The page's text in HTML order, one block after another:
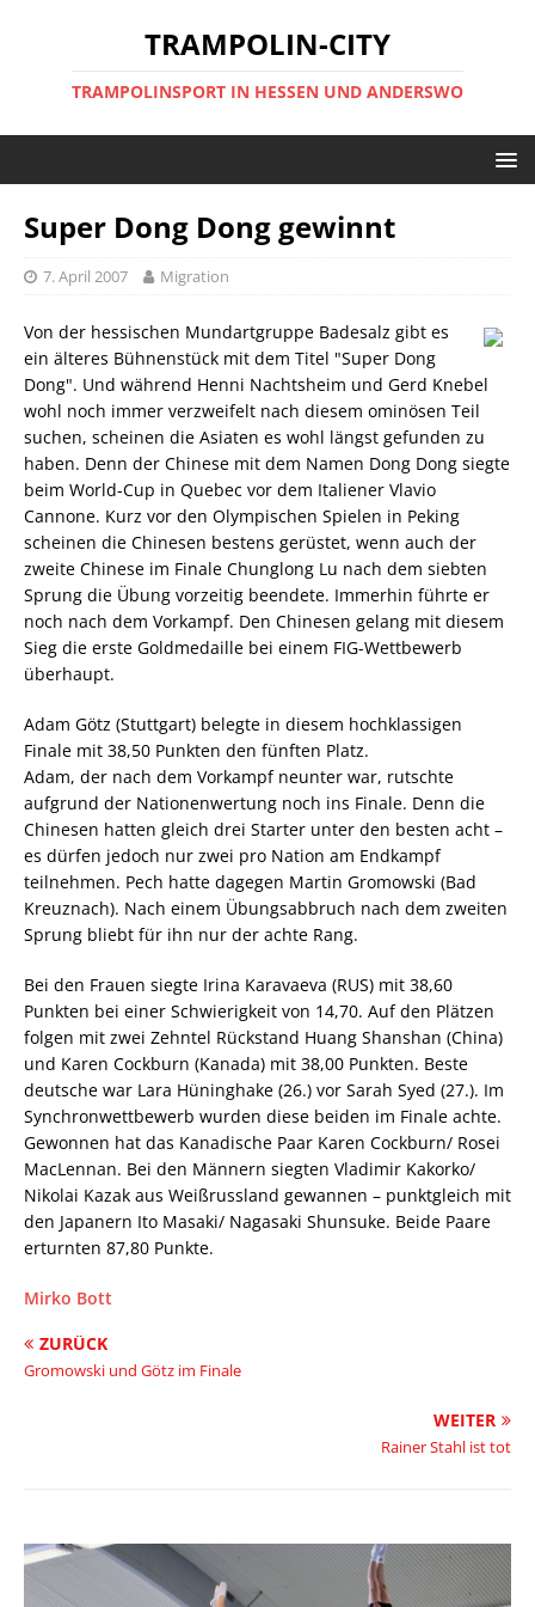
TRAMPOLIN-CITY
TRAMPOLINSPORT IN HESSEN UND ANDERSWO
Super Dong Dong gewinnt
7. April 2007 Migration
Von der hessischen Mundartgruppe Badesalz gibt es
ein älteres Bühnenstück mit dem Titel "Super Dong
Dong". Und während Henni Nachtsheim und Gerd Knebel
wohl noch immer verzweifelt nach diesem ominösen Teil
suchen, scheinen die Asiaten es wohl längst gefunden zu
haben. Denn der Chinese mit dem Namen Dong Dong siegte
beim World-Cup in Quebec vor dem Italiener Vlavio
Cannone. Kurz vor den Olympischen Spielen in Peking
scheinen die Chinesen bestens gerüstet, wenn auch der
zweite Chinese im Finale Chunglong Lu nach dem siebten
Sprung die Übung vorzeitig beendete. Immerhin führte er
noch nach dem Vorkampf. Den Chinesen gelang mit diesem
Sieg die erste Goldmedaille bei einem FIG-Wettbewerb
überhaupt.
Adam Götz (Stuttgart) belegte in diesem hochklassigen
Finale mit 38,50 Punkten den fünften Platz.
Adam, der nach dem Vorkampf neunter war, rutschte
aufgrund der Nationenwertung noch ins Finale. Denn die
Chinesen hatten gleich drei Starter unter den besten acht –
es dürfen jedoch nur zwei pro Nation am Endkampf
teilnehmen. Pech hatte dagegen Martin Gromowski (Bad
Kreuznach). Nach einem Übungsabbruch nach dem zweiten
Sprung bliebt für ihn nur der achte Rang.
Bei den Frauen siegte Irina Karavaeva (RUS) mit 38,60
Punkten bei einer Schwierigkeit von 14,70. Auf den Plätzen
folgen mit zwei Zehntel Rückstand Huang Shanshan (China)
und Karen Cockburn (Kanada) mit 38,00 Punkten. Beste
deutsche war Lara Hüninghake (26.) vor Sarah Syed (27.). Im
Synchronwettbewerb wurden diese beiden im Finale achte.
Gewonnen hat das Kanadische Paar Karen Cockburn/ Rosei
MacLennan. Bei den Männern siegten Vladimir Kakorko/
Nikolai Kazak aus Weißrussland gewannen – punktgleich mit
den Japanern Ito Masaki/ Nagasaki Shunsuke. Beide Paare
erturnten 87,80 Punkte.
Mirko Bott
ZURÜCK
Gromowski und Götz im Finale
WEITER
Rainer Stahl ist tot